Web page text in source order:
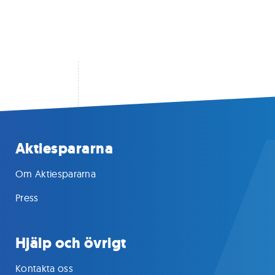
Aktiespararna
Om Aktiespararna
Press
Hjälp och övrigt
Kontakta oss